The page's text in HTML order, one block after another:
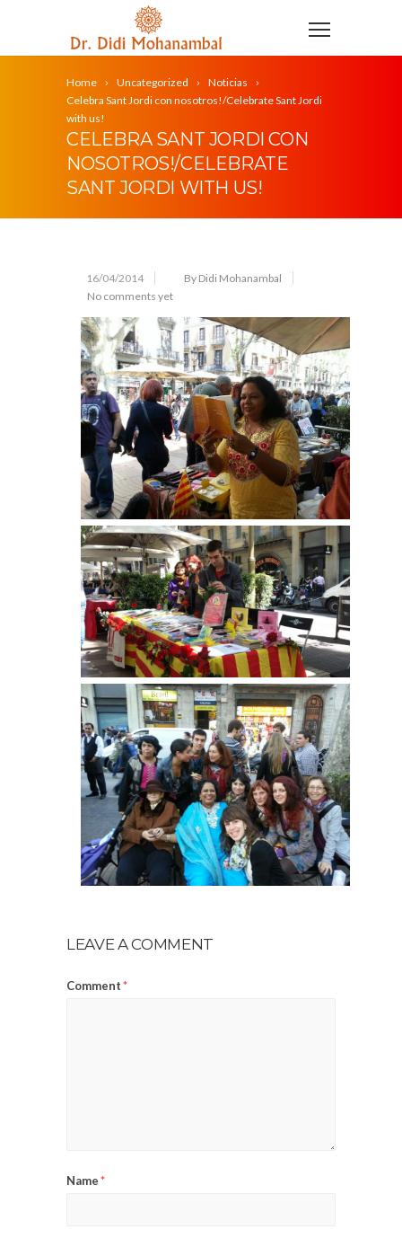
Home Uncategorized
Noticias
Celebra Sant Jordi con nosotros!/Celebrate Sant Jordi
with us!
CELEBRA SANT JORDI CON
NOSOTROS!/CELEBRATE
SANT JORDI WITH US!
16/04/2014
By Didi Mohanambal
No comments yet
LEAVE A COMMENT
Comment*
Name*